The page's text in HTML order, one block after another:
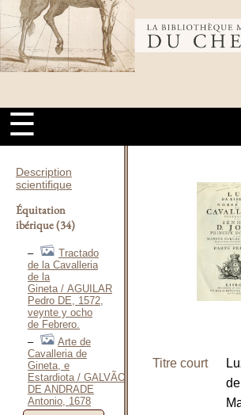
mondiale
cheval
☰
Description
scientifique
Équitation
ibérique(34)
Tractado
de la Cavalleria
de la
Gineta / AGUILAR
Pedro DE, 1572,
veynte y ocho
de Febrero.
Arte de
Cavalleria de
Gineta, e
Estardiota / GALVÃO
DE ANDRADE
Antonio, 1678
Titre court